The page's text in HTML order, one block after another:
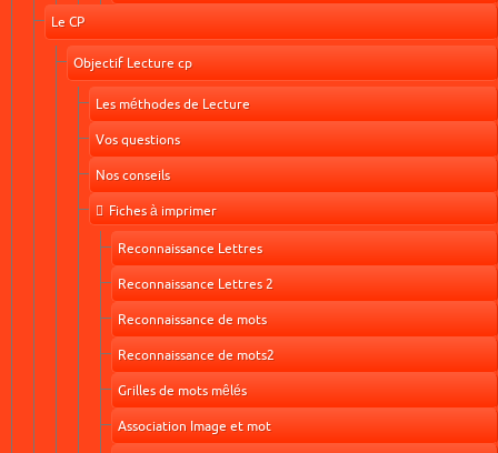
Le CP
Objectif Lecture cp
Les méthodes de Lecture
Vos questions
Nos conseils
Fiches à imprimer
Reconnaissance Lettres
Reconnaissance Lettres 2
Reconnaissance de mots
Reconnaissance de mots2
Grilles de mots mêlés
Association Image et mot